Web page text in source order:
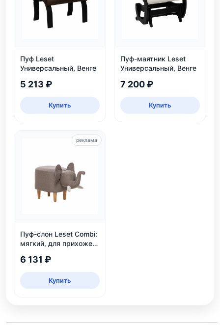
Пуф Leset
Универсальный, Венге
5 213 ₽
Купить
Пуф-маятник Leset
Универсальный, Венге
7 200 ₽
Купить
Пуф-слон Leset Combi:
мягкий, для прихожей
серый
6 131 ₽
Купить
реклама